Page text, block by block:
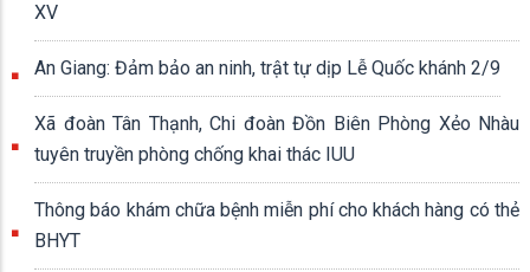
XV
An Giang: Đảm bảo an ninh, trật tự dịp Lễ Quốc khánh 2/9
Xã đoàn Tân Thạnh, Chi đoàn Đồn Biên Phòng Xẻo Nhàu
tuyên truyền phòng chống khai thác IUU
Thông báo khám chữa bệnh miễn phí cho khách hàng có thẻ
BHYT